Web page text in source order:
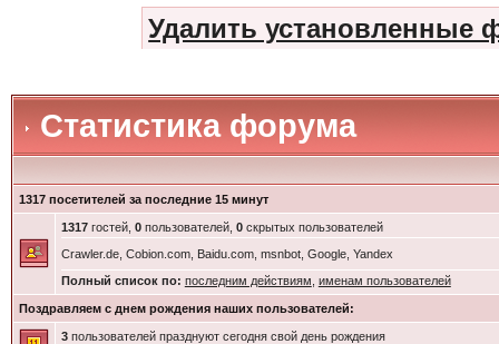
Удалить установленные
Статистика форума
1317 посетителей за последние 15 минут
1317гостей, 0пользователей, 0скрытых пользователей
Crawler.de, Cobion.com, Baidu.com, msnbot, Google, Yandex
Полный список по: последним действиям именам пользователей
Поздравляем с днем рождения наших пользователей:
3пользователей празднуют сегодня свой день рождения